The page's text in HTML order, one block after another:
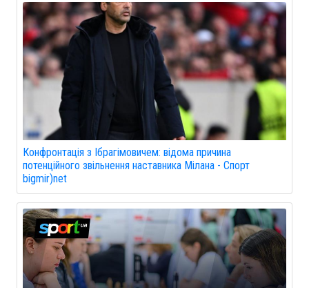
Конфронтація з Ібрагімовичем: відома причина
потенційного звільнення наставника Мілана - Спорт
bigmir)net